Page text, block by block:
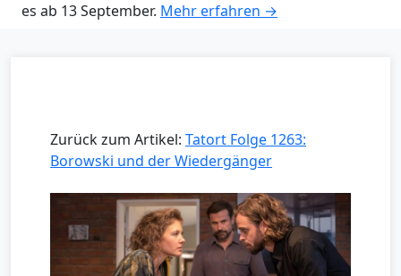
es ab 13 September. Mehr erfahren →
Zurück zum Artikel: Tatort Folge 1263:
Borowski und der Wiedergänger